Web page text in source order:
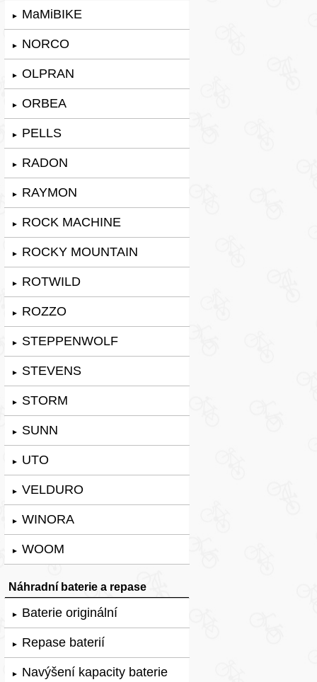
► MaMiBIKE
► NORCO
► OLPRAN
► ORBEA
► PELLS
► RADON
► RAYMON
► ROCK MACHINE
► ROCKY MOUNTAIN
► ROTWILD
► ROZZO
► STEPPENWOLF
► STEVENS
► STORM
► SUNN
► UTO
► VELDURO
► WINORA
► WOOM
Náhradní baterie a repase
► Baterie originální
► Repase baterií
► Navýšení kapacity baterie